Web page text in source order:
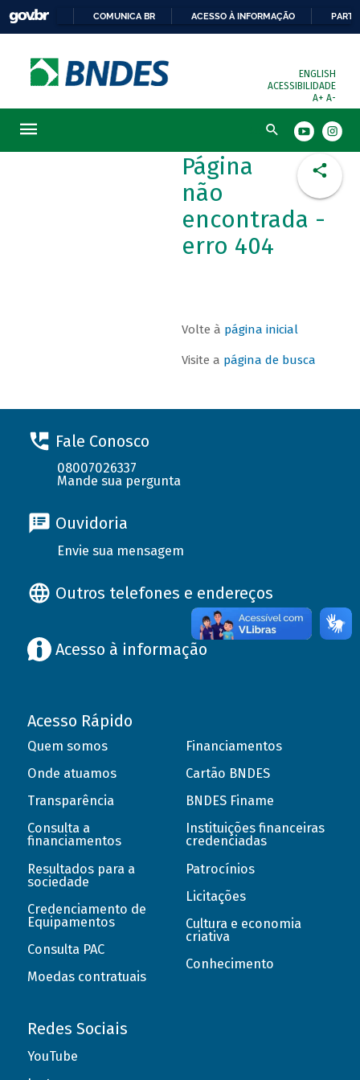
COMUNICA BR ACESSO À INFORMAÇÃO
ENGLISH
ACESSIBILIDADE
A+ A-
Busca
Página
não
encontrada -
erro 404
Volte à página inicial
Visite a página de busca
Fale Conosco
08007026337
Mande sua pergunta
Ouvidoria
Envie sua mensagem
Outros telefones e endereços
Acesso à informação
Acesso Rápido
Quem somos
Onde atuamos
Transparência
Consulta a
financiamentos
Resultados para a
sociedade
Credenciamento de
Equipamentos
Consulta PAC
Moedas contratuais
Financiamentos
Cartão BNDES
BNDES Finame
Instituições financeiras
credenciadas
Patrocínios
Licitações
Cultura e economia
criativa
Conhecimento
Redes Sociais
YouTube